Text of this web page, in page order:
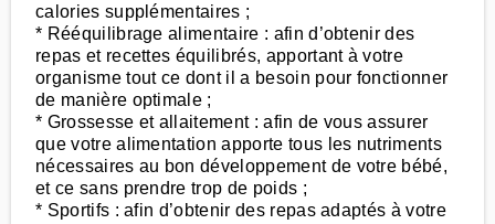
calories supplémentaires ;
* Rééquilibrage alimentaire : afin d’obtenir des
repas et recettes équilibrés, apportant à votre
organisme tout ce dont il a besoin pour fonctionner
de manière optimale ;
* Grossesse et allaitement : afin de vous assurer
que votre alimentation apporte tous les nutriments
nécessaires au bon développement de votre bébé,
et ce sans prendre trop de poids ;
* Sportifs : afin d’obtenir des repas adaptés à votre